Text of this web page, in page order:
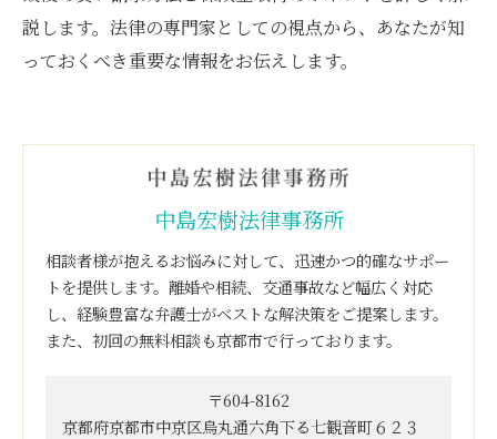
説します。法律の専門家としての視点から、あなたが知
っておくべき重要な情報をお伝えします。
中島宏樹法律事務所
相談者様が抱えるお悩みに対して、迅速かつ的確なサポー
トを提供します。離婚や相続、交通事故など幅広く対応
し、経験豊富な弁護士がベストな解決策をご提案します。
また、初回の無料相談も京都市で行っております。
〒604-8162
京都府京都市中京区烏丸通六角下る七観音町６２３